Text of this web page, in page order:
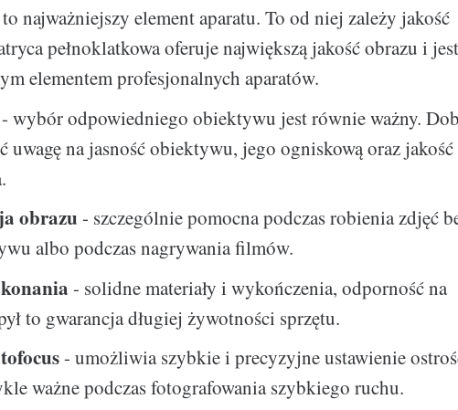
najważniejszy element aparatu. To od niej zależy jakość
pełnoklatkowa oferuje największą jakość obrazu i jest
elementem profesjonalnych aparatów.
- wybór odpowiedniego obiektywu jest równie ważny.
uwagę na jasność obiektywu, jego ogniskową oraz jakość
obrazu- szczególnie pomocna podczas robienia zdjęć
albo podczas nagrywania filmów.
- solidne materiały i wykończenia, odporność na
to gwarancja długiej żywotności sprzętu.
- umożliwia szybkie i precyzyjne ustawienie
ważne podczas fotografowania szybkiego ruchu.